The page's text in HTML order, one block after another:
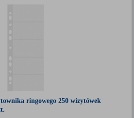
ringowego 250 wizytówek